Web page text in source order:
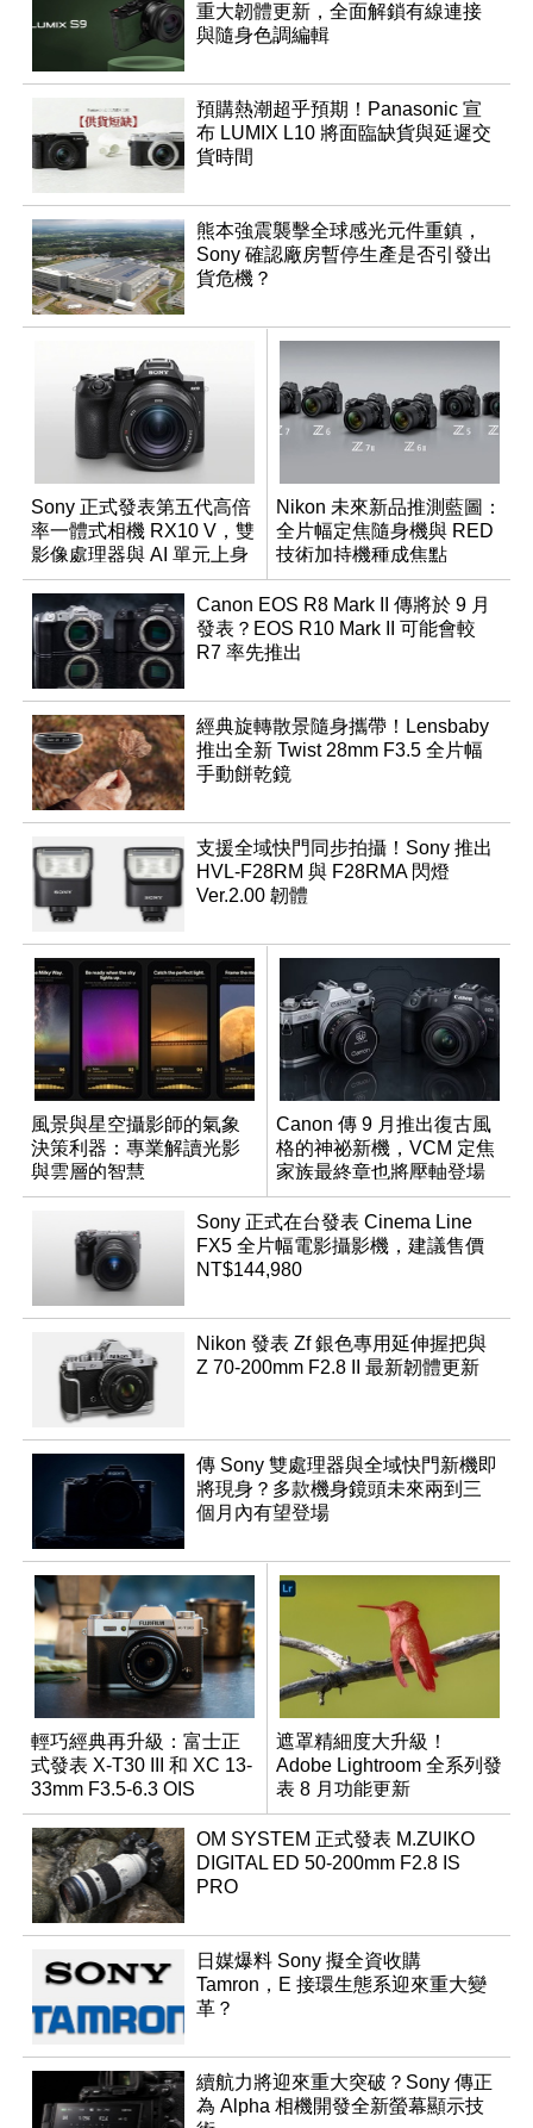
重大韌體更新，全面解鎖有線連接
與隨身色調編輯
預購熱潮超乎預期！Panasonic 宣
布 LUMIX L10 將面臨缺貨與延遲交
貨時間
熊本強震襲擊全球感光元件重鎮，
Sony 確認廠房暫停生產是否引發出
貨危機？
Sony 正式發表第五代高倍
率一體式相機 RX10 V，雙
影像處理器與 AI 單元上身
Nikon 未來新品推測藍圖：
全片幅定焦隨身機與 RED
技術加持機種成焦點
Canon EOS R8 Mark II 傳將於 9 月
發表？EOS R10 Mark II 可能會較
R7 率先推出
經典旋轉散景隨身攜帶！Lensbaby
推出全新 Twist 28mm F3.5 全片幅
手動餅乾鏡
支援全域快門同步拍攝！Sony 推出
HVL-F28RM 與 F28RMA 閃燈
Ver.2.00 韌體
風景與星空攝影師的氣象
決策利器：專業解讀光影
與雲層的智慧
App「Atmos」登場
Canon 傳 9 月推出復古風
格的神祕新機，VCM 定焦
家族最終章也將壓軸登場
Sony 正式在台發表 Cinema Line
FX5 全片幅電影攝影機，建議售價
NT$144,980
Nikon 發表 Zf 銀色專用延伸握把與
Z 70-200mm F2.8 II 最新韌體更新
傳 Sony 雙處理器與全域快門新機即
將現身？多款機身鏡頭未來兩到三
個月內有望登場
輕巧經典再升級：富士正
式發表 X-T30 III 和 XC 13-
33mm F3.5-6.3 OIS
遮罩精細度大升級！
Adobe Lightroom 全系列發
表 8 月功能更新
OM SYSTEM 正式發表 M.ZUIKO
DIGITAL ED 50-200mm F2.8 IS
PRO
日媒爆料 Sony 擬全資收購
Tamron，E 接環生態系迎來重大變
革？
續航力將迎來重大突破？Sony 傳正
為 Alpha 相機開發全新螢幕顯示技